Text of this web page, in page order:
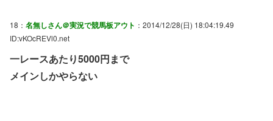
18： 名無しさん＠実況で競馬板アウト ：2014/12/28(日) 18:04:19.49
ID:vKOcREVl0.net
一レースあたり5000円まで
メインしかやらない